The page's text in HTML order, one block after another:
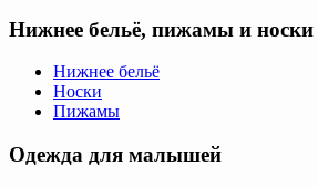
Нижнее бельё, пижамы и
Нижнее бельё
Носки
Пижамы
Одежда для малышей